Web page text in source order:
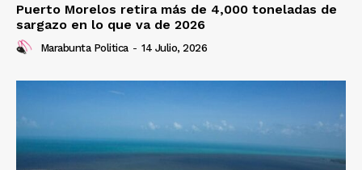
Puerto Morelos retira más de 4,000 toneladas de
sargazo en lo que va de 2026
Marabunta Politica - 14 Julio, 2026